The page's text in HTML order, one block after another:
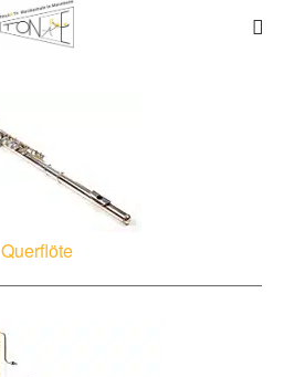
Querflöte